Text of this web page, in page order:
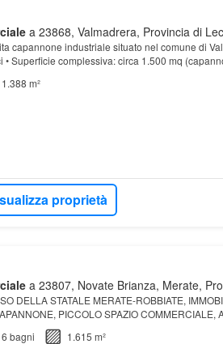
a 23868, Valmadrera, Provincia di
capannone industriale situato nel comune di
• Superficie complessiva: circa 1.500 mq
1.388 m²
proprietà
a 23807, Novate Brianza, Merate,
DELLA STATALE MERATE-ROBBIATE,
PICCOLO SPAZIO COMMERCIALE,
6 bagni 1.615 m²